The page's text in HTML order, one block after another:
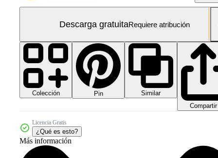
Descarga gratuitaRequiere atribución
Colección Pin
Similar
Compartir
Licencia Gratis
¿Qué es esto?
Más información